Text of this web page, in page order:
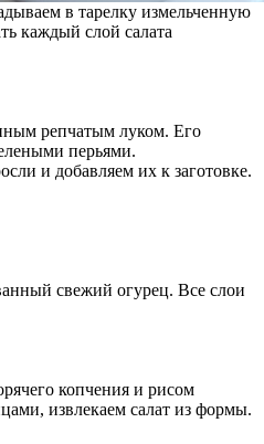
в тарелку измельченную
каждый слой салата
репчатым луком. Его
перьями.
и добавляем их к заготовке.
свежий огурец. Все слои
копчения и рисом
извлекаем салат из формы.